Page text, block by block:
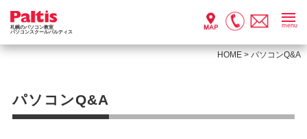
札幌のパソコン教室
パソコンスクールパルティス
menu
HOME >パソコンQ&A
パソコンQ&A